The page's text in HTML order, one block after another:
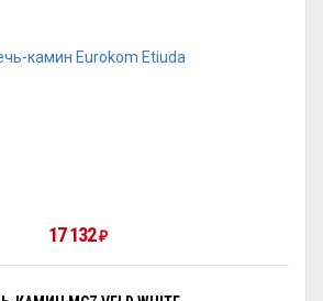
17 132 ₽